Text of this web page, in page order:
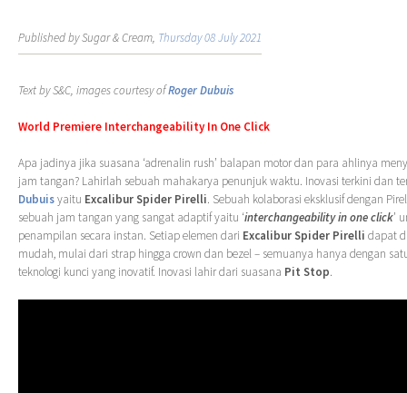
Published by Sugar & Cream, Thursday 08 July 2021
Text by S&C, images courtesy ofRoger Dubuis
World Premiere Interchangeability In One Click
Apa jadinya jika suasana ‘adrenalin rush’ balapan motor dan para ahlinya
jam tangan? Lahirlah sebuah mahakarya penunjuk waktu. Inovasi terkini dan
Dubuisyaitu Excalibur Spider Pirelli. Sebuah kolaborasi eksklusif dengan
sebuah jam tangan yang sangat adaptif yaitu ‘interchangeability in one click’
penampilan secara instan. Setiap elemen dari Excalibur Spider Pirelli dapat
mudah, mulai dari strap hingga crown dan bezel – semuanya hanya dengan
teknologi kunci yang inovatif. Inovasi lahir dari suasana Pit Stop.